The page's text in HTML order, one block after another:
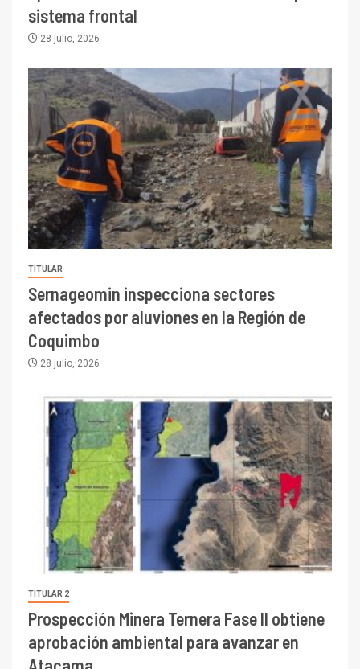
sistema frontal
28 julio, 2026
TITULAR
Sernageomin inspecciona sectores
afectados por aluviones en la Región de
Coquimbo
28 julio, 2026
TITULAR 2
Prospección Minera Ternera Fase II obtiene
aprobación ambiental para avanzar en